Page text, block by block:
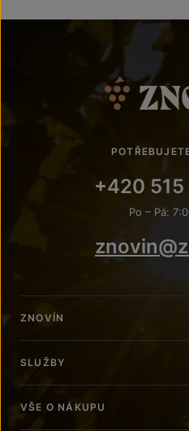
+420
Po – Pá:
ZNOVÍN
SLUŽBY
VŠE O NÁKUPU